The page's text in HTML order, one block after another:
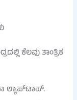
ಕೆಲವು ತಾಂತ್ರಿಕ
ಲ್ಯಾಪ್‌ಟಾಪ್.